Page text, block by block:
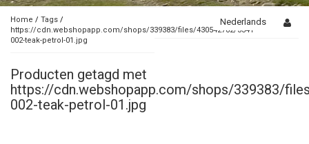
Home / Tags /
https://cdn.webshopapp.com/shops/339383/files/430542782/3341-
002-teak-petrol-01.jpg
Nederlands
Producten getagd met
https://cdn.webshopapp.com/shops/339383/
002-teak-petrol-01.jpg